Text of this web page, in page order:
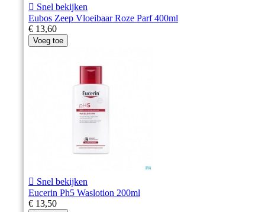
 Snel bekijken
Eubos Zeep Vloeibaar Roze Parf 400ml
€ 13,60
Voeg toe
 Snel bekijken
Eucerin Ph5 Waslotion 200ml
€ 13,50